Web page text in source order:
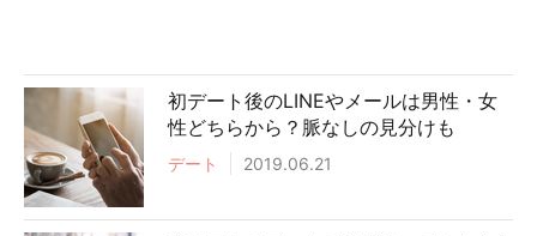
初デート後のLINEやメールは男性・女
性どちらから？脈なしの見分けも
デート 2019.06.21